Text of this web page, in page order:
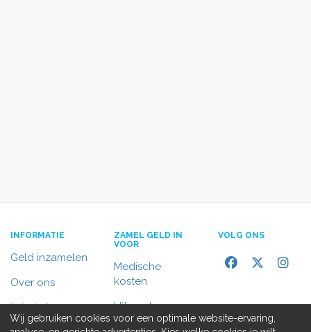
INFORMATIE
Geld inzamelen
Over ons
In het nieuws
ZAMEL GELD IN
VOOR
Medische
kosten
Uitvaart
VOLG ONS
Wij gebruiken cookies voor een optimale website-ervaring,